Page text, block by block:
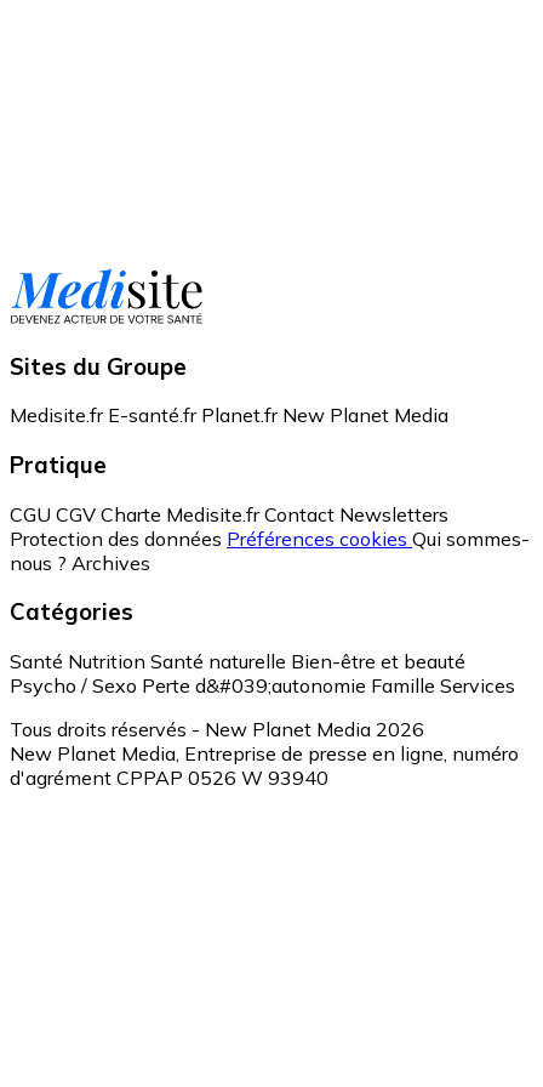
Sites du Groupe
Medisite.fr E-santé.fr Planet.fr New Planet Media
Pratique
CGU CGV Charte Medisite.fr Contact Newsletters
Protection des données Préférences cookies Qui sommes-
nous ? Archives
Catégories
Santé Nutrition Santé naturelle Bien-être et beauté
Psycho / Sexo Perte d&#039;autonomie Famille Services
Tous droits réservés - New Planet Media 2026
New Planet Media, Entreprise de presse en ligne, numéro
d'agrément CPPAP 0526 W 93940